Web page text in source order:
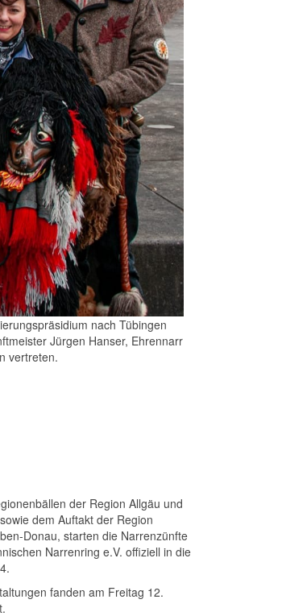
nach Tübingen
Jürgen Hanser, Ehrennarr
vertreten.
der Region Allgäu und
dem Auftakt der Region
Donau, starten die Narrenzünfte
Narrenring e.V. offiziell in die
fanden am Freitag 12.